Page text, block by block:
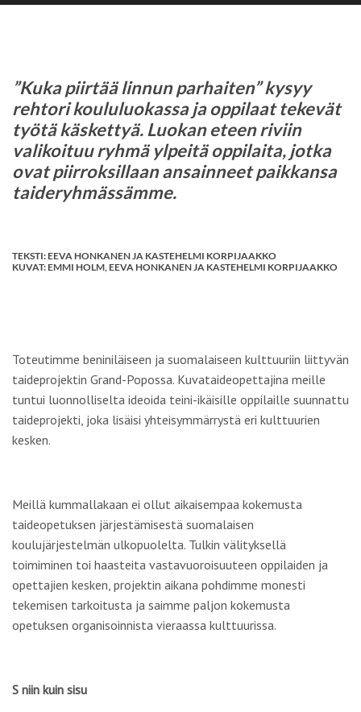
”Kuka piirtää linnun parhaiten” kysyy
rehtori koululuokassa ja oppilaat tekevät
työtä käskettyä. Luokan eteen riviin
valikoituu ryhmä ylpeitä oppilaita, jotka
ovat piirroksillaan ansainneet paikkansa
taideryhmässämme.
TEKSTI: EEVA HONKANEN JA KASTEHELMI KORPIJAAKKO
KUVAT: EMMI HOLM, EEVA HONKANEN JA KASTEHELMI KORPIJAAKKO
Toteutimme beniniläiseen ja suomalaiseen kulttuuriin liittyvän
taideprojektin Grand-Popossa. Kuvataideopettajina meille
tuntui luonnolliselta ideoida teini-ikäisille oppilaille suunnattu
taideprojekti, joka lisäisi yhteisymmärrystä eri kulttuurien
kesken.
Meillä kummallakaan ei ollut aikaisempaa kokemusta
taideopetuksen järjestämisestä suomalaisen
koulujärjestelmän ulkopuolelta. Tulkin välityksellä
toimiminen toi haasteita vastavuoroisuuteen oppilaiden ja
opettajien kesken, projektin aikana pohdimme monesti
tekemisen tarkoitusta ja saimme paljon kokemusta
opetuksen organisoinnista vieraassa kulttuurissa.
S niin kuin sisu